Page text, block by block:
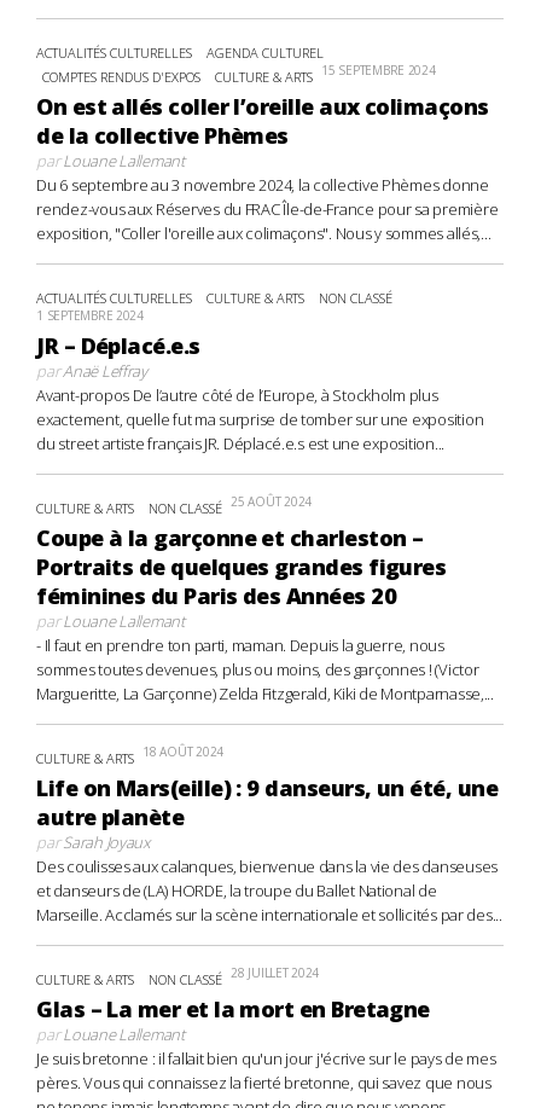
ACTUALITÉS CULTURELLES
AGENDA CULTUREL
COMPTES RENDUS D'EXPOS
CULTURE & ARTS 15 SEPTEMBRE 2024
On est allés coller l’oreille aux colimaçons
de la collective Phèmes
parLouane Lallemant
Du 6 septembre au 3 novembre 2024, la collective Phèmes donne
rendez-vous aux Réserves du FRAC Île-de-France pour sa première
exposition, "Coller l'oreille aux colimaçons". Nous y sommes allés,...
ACTUALITÉS CULTURELLES CULTURE & ARTS NON CLASSÉ
1 SEPTEMBRE 2024
JR – Déplacé.e.s
parAnaë Leffray
Avant-propos De l’autre côté de l’Europe, à Stockholm plus
exactement, quelle fut ma surprise de tomber sur une exposition
du street artiste français JR. Déplacé.e.s est une exposition...
CULTURE & ARTS NON CLASSÉ 25 AOÛT 2024
Coupe à la garçonne et charleston –
Portraits de quelques grandes figures
féminines du Paris des Années 20
parLouane Lallemant
- Il faut en prendre ton parti, maman. Depuis la guerre, nous
sommes toutes devenues, plus ou moins, des garçonnes ! (Victor
Margueritte, La Garçonne) Zelda Fitzgerald, Kiki de Montparnasse,...
CULTURE & ARTS 18 AOÛT 2024
Life on Mars(eille) : 9 danseurs, un été, une
autre planète
parSarah Joyaux
Des coulisses aux calanques, bienvenue dans la vie des danseuses
et danseurs de (LA) HORDE, la troupe du Ballet National de
Marseille. Acclamés sur la scène internationale et sollicités par des...
CULTURE & ARTS NON CLASSÉ 28 JUILLET 2024
Glas – La mer et la mort en Bretagne
parLouane Lallemant
Je suis bretonne : il fallait bien qu'un jour j'écrive sur le pays de mes
pères. Vous qui connaissez la fierté bretonne, qui savez que nous